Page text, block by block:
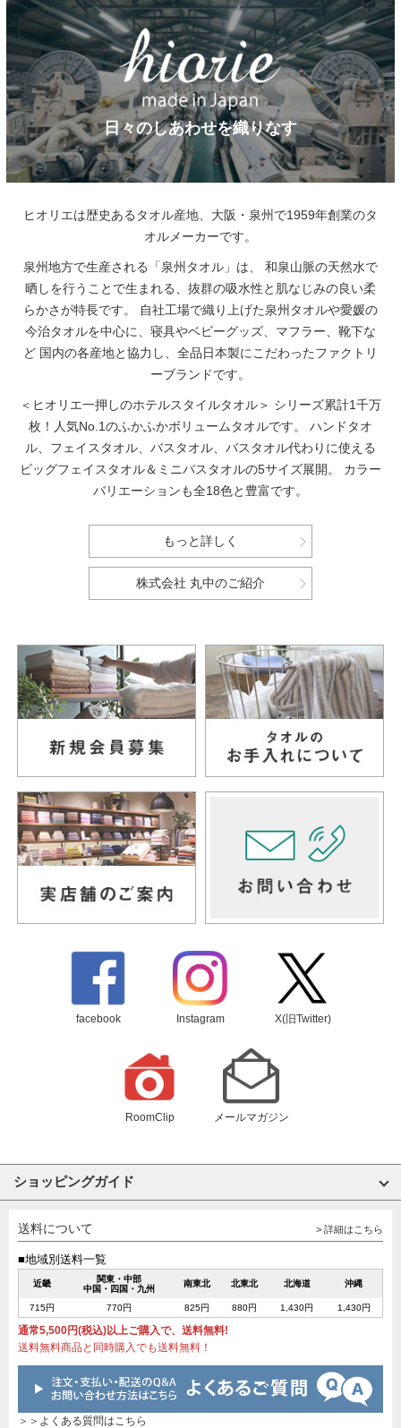
日々のしあわせを織りなす
ヒオリエは歴史あるタオル産地、大阪・泉州で1959年創業のタ
オルメーカーです。
泉州地方で生産される「泉州タオル」は、
和泉山脈の天然水で
晒しを行うことで生まれる、抜群の吸水性と肌なじみの良い柔
らかさが特長です。
自社工場で織り上げた泉州タオルや愛媛の
今治タオルを中心に、寝具やベビーグッズ、マフラー、靴下な
ど 国内の各産地と協力し、全品日本製にこだわったファクトリ
ーブランドです。
＜ヒオリエ一押しのホテルスタイルタオル＞ シリーズ累計1千万
枚！人気No.1のふかふかボリュームタオルです。
ハンドタオ
ル、フェイスタオル、バスタオル、バスタオル代わりに使える
ビッグフェイスタオル＆ミニバスタオルの5サイズ展開。
カラー
バリエーションも全18色と豊富です。
もっと詳しく
株式会社 丸中のご紹介
facebook Instagram X(旧Twitter)
RoomClip メールマガジン
ショッピングガイド
送料について > 詳細はこちら
■地域別送料一覧
近畿
関東・中部
中国・四国・九州
南東北 北東北 北海道 沖縄
715円 770円 825円 880円 1,430円 1,430円
通常5,500円(税込)以上ご購入で、送料無料!
送料無料商品と同時購入でも送料無料！
＞＞よくある質問はこちら